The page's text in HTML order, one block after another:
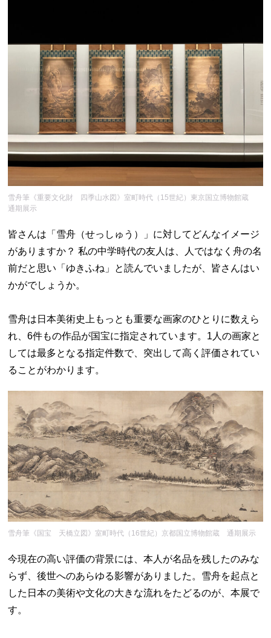
雪舟筆《重要文化財 四季山水図》室町時代（15世紀）東京国立博物館蔵
通期展示
皆さんは「雪舟（せっしゅう）」に対してどんなイメージ
がありますか？ 私の中学時代の友人は、人ではなく舟の名
前だと思い「ゆきふね」と読んでいましたが、皆さんはい
かがでしょうか。
雪舟は日本美術史上もっとも重要な画家のひとりに数えら
れ、6件もの作品が国宝に指定されています。1人の画家と
しては最多となる指定件数で、突出して高く評価されてい
ることがわかります。
雪舟筆《国宝 天橋立図》室町時代（16世紀）京都国立博物館蔵 通期展示
今現在の高い評価の背景には、本人が名品を残したのみな
らず、後世へのあらゆる影響がありました。雪舟を起点と
した日本の美術や文化の大きな流れをたどるのが、本展で
す。